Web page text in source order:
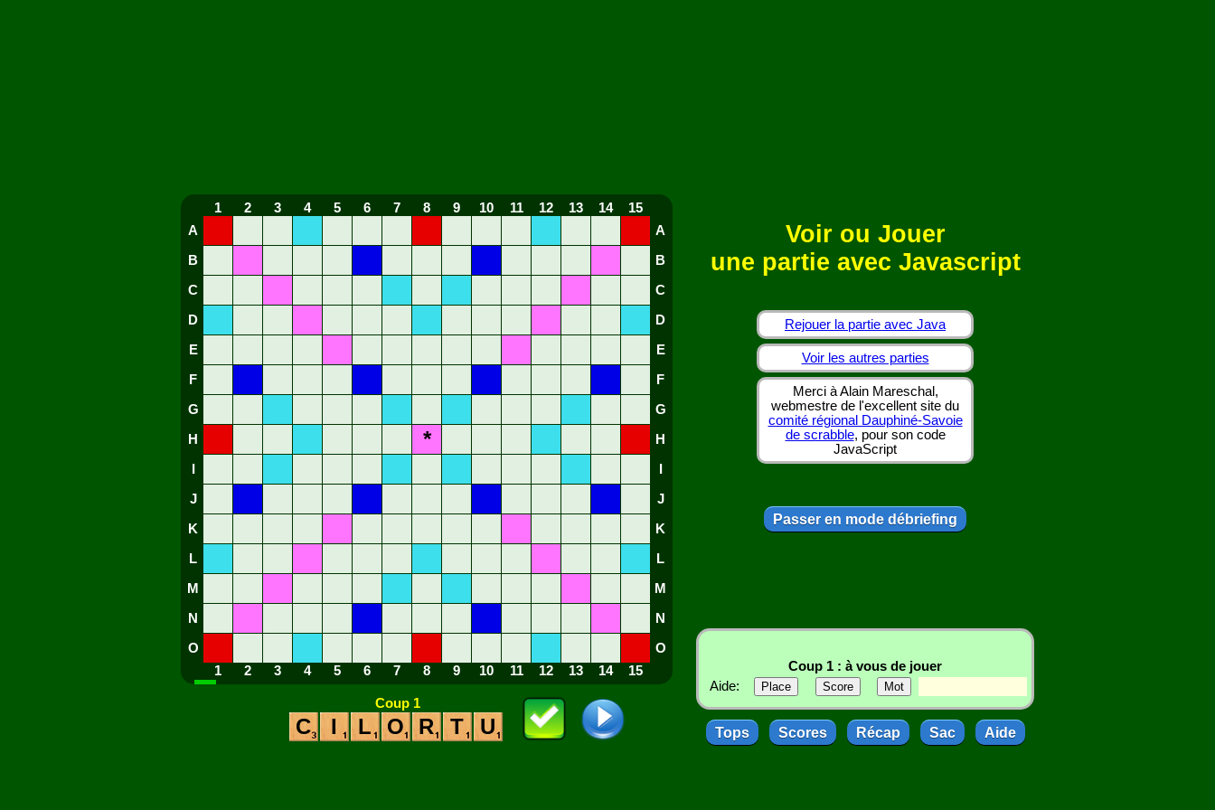
1 2 3 4 5 6 7 8 9 10 11 12 13 14
15
A
A
B B
C C
D D
E E
F F
G G
H * H
J J
K K
L L
M M
N N
O
O
1
2 3 4 5 6 7 8 9 10 11 12 13 14 15
Coup 1
C I L O R T U
Voir ou Jouer
une partie avec Javascript
Rejouer la partie avec Java
Voir les autres parties
Merci à Alain Mareschal,
webmestre de l'excellent site du
comité régional Dauphiné-Savoie
de scrabble, pour son code
JavaScript
Passer en mode débriefing
Coup 1 : à vous de jouer
Aide:
Tops Scores Récap Sac Aide